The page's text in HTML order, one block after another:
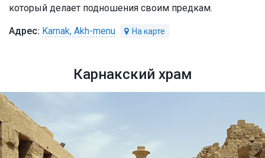
который делает подношения своим предкам.
Karnak, Akh-menu
Карнакский храм